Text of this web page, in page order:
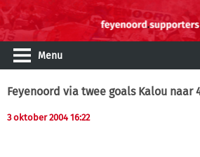
Menu
Feyenoord via twee goals Kalou naar
3 oktober 2004 16:22